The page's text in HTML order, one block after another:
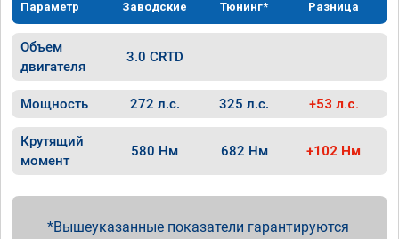
Параметр Заводские Тюнинг* Разница
Объем
двигателя
3.0 CRTD
Мощность 272 л.с. 325 л.с. +53 л.с.
Крутящий
момент
580 Нм 682 Нм +102 Нм
Вышеуказанные показатели гарантируются